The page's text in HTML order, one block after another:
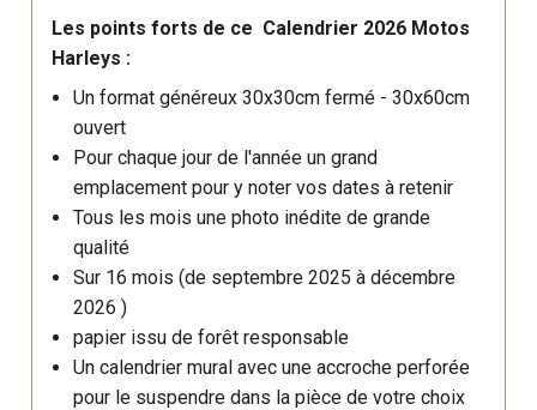
Les points forts de ce Calendrier 2026 Motos
Harleys :
Un format généreux 30x30cm fermé - 30x60cm
ouvert
Pour chaque jour de l'année un grand
emplacement pour y noter vos dates à retenir
Tous les mois une photo inédite de grande
qualité
Sur 16 mois (de septembre 2025 à décembre
2026 )
papier issu de forêt responsable
Un calendrier mural avec une accroche perforée
pour le suspendre dans la pièce de votre choix